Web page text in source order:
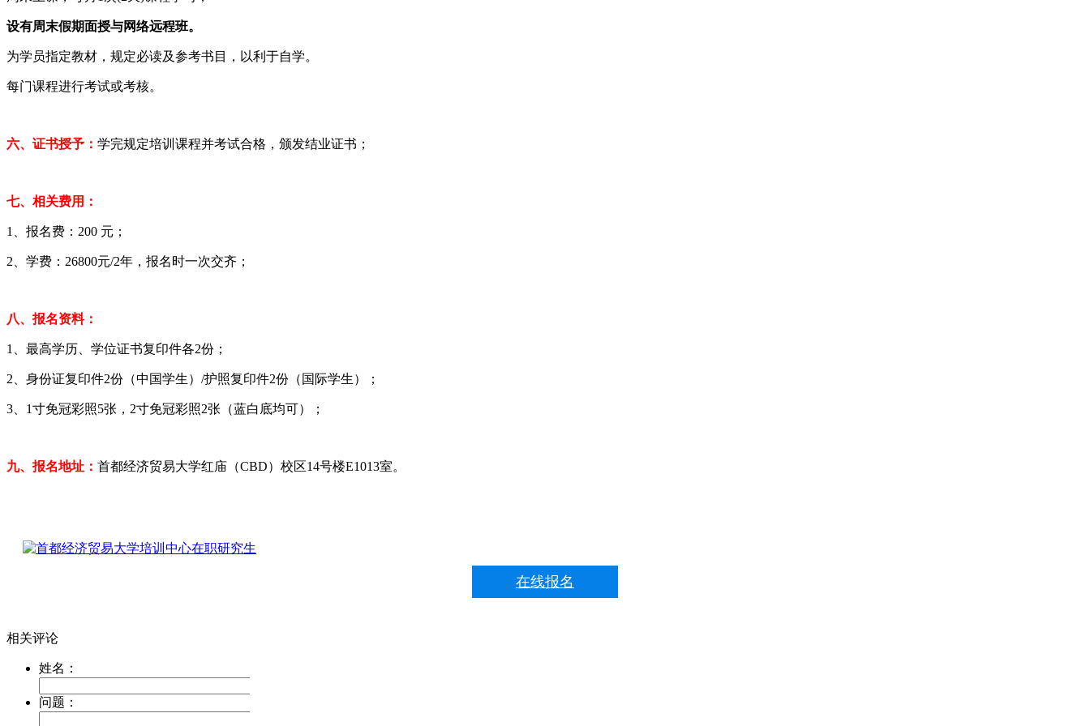
设有周末假期面授与网络远程班。
为学员指定教材，规定必读及参考书目，以利于自学。
每门课程进行考试或考核。
六、证书授予： 学完规定培训课程并考试合格，颁发结业证书；
七、相关费用：
1、报名费：200 元；
2、学费：26800元/2年，报名时一次交齐；
八、报名资料：
1、最高学历、学位证书复印件各2份；
2、身份证复印件2份（中国学生）/护照复印件2份（国际学生）；
3、1寸免冠彩照5张，2寸免冠彩照2张（蓝白底均可）；
九、报名地址： 首都经济贸易大学红庙（CBD）校区14号楼E1013室。
在线报名